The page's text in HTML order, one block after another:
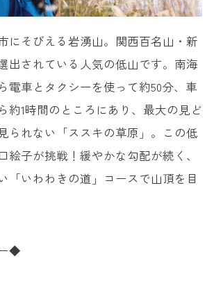
にそびえる岩湧山。関西百名山・新
出されている人気の低山です。南海
電車とタクシーを使って約50分、車
約1時間のところにあり、最大の見ど
られない「ススキの草原」。この低
絵子が挑戦！緩やかな勾配が続く、
「いわわきの道」コースで山頂を目
◆